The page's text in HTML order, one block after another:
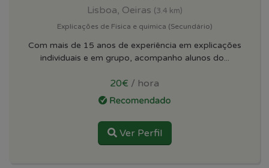
Lisboa, Oeiras (3.4 km)
Explicações de Fisica e quimica (Secundário)
Com mais de 15 anos de experiência em explicações
individuais e em grupo, acompanho alunos do...
20€ / hora
Ver Perfil